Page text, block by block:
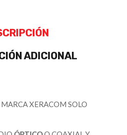
ADICIONAL
XERACOM SOLO